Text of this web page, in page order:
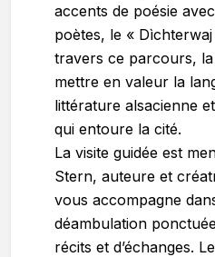
accents de poésie
poètes, le «
travers ce parcours,
mettre en valeur la
littérature alsacienne
qui entoure la cité.
La visite guidée est
Stern, auteure et
vous accompagne
déambulation
récits et d’échanges.